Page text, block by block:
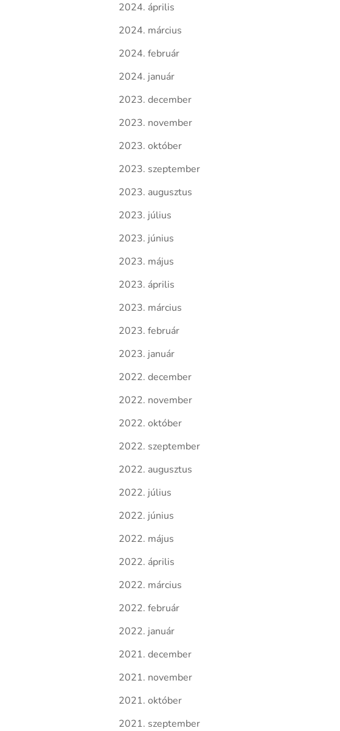
2024. április
2024. március
2024. február
2024. január
2023. december
2023. november
2023. október
2023. szeptember
2023. augusztus
2023. július
2023. június
2023. május
2023. április
2023. március
2023. február
2023. január
2022. december
2022. november
2022. október
2022. szeptember
2022. augusztus
2022. július
2022. június
2022. május
2022. április
2022. március
2022. február
2022. január
2021. december
2021. november
2021. október
2021. szeptember